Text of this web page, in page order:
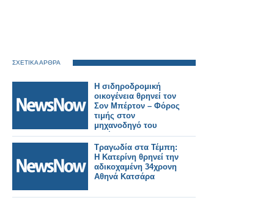
ΣΧΕΤΙΚΑ ΑΡΘΡΑ
Η σιδηροδρομική
οικογένεια θρηνεί τον
Σον Μπέρτον – Φόρος
τιμής στον
μηχανοδηγό του
Μπέντφορντ.
Τραγωδία στα Τέμπη:
Η Κατερίνη θρηνεί την
αδικοχαμένη 34χρονη
Αθηνά Κατσάρα